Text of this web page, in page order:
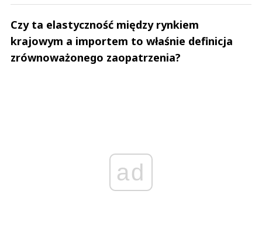
Czy ta elastyczność między rynkiem
krajowym a importem to właśnie definicja
zrównoważonego zaopatrzenia?
ad